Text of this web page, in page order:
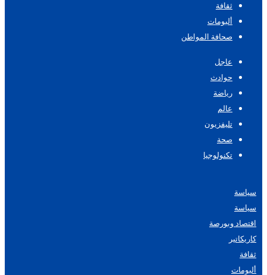
ثقافة
ألبومات
صحافة المواطن
عاجل
حوادث
رياضة
عالم
تليفزيون
صحة
تكنولوجيا
سياسة
سياسة
اقتصاد وبورصة
كاريكاتير
ثقافة
ألبومات